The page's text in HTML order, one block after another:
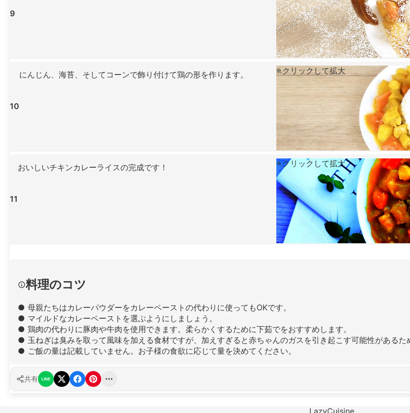
9
10
にんじん、海苔、そしてコーンで飾り付けて鶏の形を作ります。 クリックして拡大
11
おいしいチキンカレーライスの完成です！ クリックして拡大
料理のコツ
● 母親たちはカレーパウダーをカレーペーストの代わりに使ってもOKです。
● マイルドなカレーペーストを選ぶようにしましょう。
● 鶏肉の代わりに豚肉や牛肉を使用できます。柔らかくするために下茹でをおすすめします。
● 玉ねぎは臭みを取って風味を加える食材ですが、加えすぎると赤ちゃんのガスを引き起こす可能性があるた
● ご飯の量は記載していません。お子様の食欲に応じて量を決めてください。
共有 LINE
LazyCuisine